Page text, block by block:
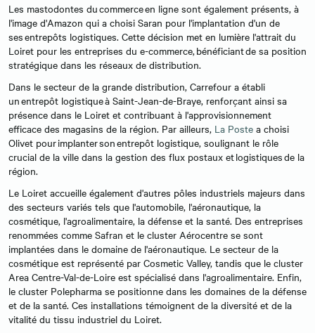
Les mastodontes du commerce en ligne sont également présents, à
l'image d'Amazon qui a choisi Saran pour l'implantation d'un de
ses entrepôts logistiques. Cette décision met en lumière l'attrait du
Loiret pour les entreprises du e-commerce, bénéficiant de sa position
stratégique dans les réseaux de distribution.
Dans le secteur de la grande distribution, Carrefour a établi
un entrepôt logistique à Saint-Jean-de-Braye, renforçant ainsi sa
présence dans le Loiret et contribuant à l'approvisionnement
efficace des magasins de la région. Par ailleurs, La Poste a choisi
Olivet pour implanter son entrepôt logistique, soulignant le rôle
crucial de la ville dans la gestion des flux postaux et logistiques de la
région.
Le Loiret accueille également d'autres pôles industriels majeurs dans
des secteurs variés tels que l'automobile, l'aéronautique, la
cosmétique, l'agroalimentaire, la défense et la santé. Des entreprises
renommées comme Safran et le cluster Aérocentre se sont
implantées dans le domaine de l'aéronautique. Le secteur de la
cosmétique est représenté par Cosmetic Valley, tandis que le cluster
Area Centre-Val-de-Loire est spécialisé dans l'agroalimentaire. Enfin,
le cluster Polepharma se positionne dans les domaines de la défense
et de la santé. Ces installations témoignent de la diversité et de la
vitalité du tissu industriel du Loiret.